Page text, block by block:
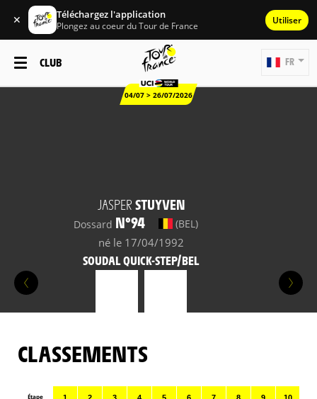
✕ Téléchargez l'application
Plongez au coeur du Tour de France Utiliser
CLUB
04/07 > 26/07/2026
FR
JASPER STUYVEN
Dossard N°94 (BEL)
né le 17/04/1992
SOUDAL QUICK-STEP/BEL
CLASSEMENTS
Étape